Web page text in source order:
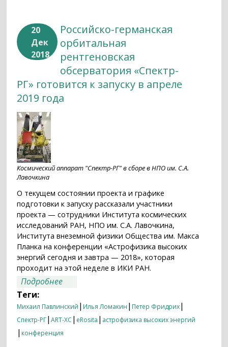
20
Дек
2018
Российско-германская
орбитальная
рентгеновская
обсерватория «Спектр-
РГ» готовится к запуску в апреле
2019 года
Космический аппарат "Спектр-РГ" в сборе в НПО им. С.А.
Лавочкина
О текущем состоянии проекта и графике
подготовки к запуску рассказали участники
проекта — сотрудники Института космических
исследований РАН, НПО им. С.А. Лавочкина,
Института внеземной физики Общества им. Макса
Планка на конференции «Астрофизика высоких
энергий сегодня и завтра — 2018», которая
проходит на этой неделе в ИКИ РАН.
Подробнее
РГ» готовится к запуску в апреле 2019
года
Теги:
Михаил Павлинский | Илья Ломакин | Петер Фридрих|
Спектр-РГ|ART-XC | eRosita | астрофизика высоких энергий
| конференция